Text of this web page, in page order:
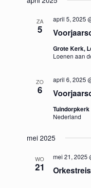
ZA
5
april 5, 2025
Grote Kerk,
Loenen aan
ZO
6
april 6, 2025
Tuindorpkerk
Nederland
mei 2025
WO
21
mei 21, 2025